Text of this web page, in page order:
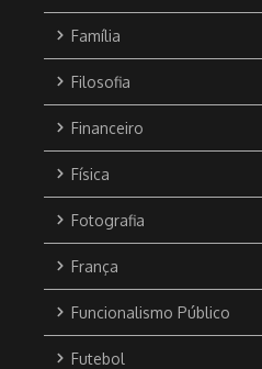
Família
Filosofia
Financeiro
Física
Fotografia
França
Funcionalismo Público
Futebol